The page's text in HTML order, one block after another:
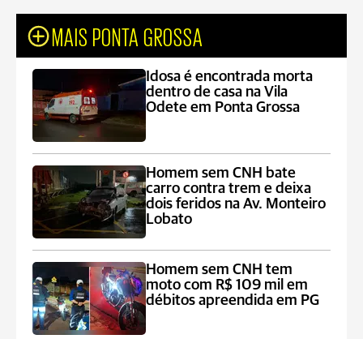
MAIS PONTA GROSSA
Idosa é encontrada morta
dentro de casa na Vila
Odete em Ponta Grossa
Homem sem CNH bate
carro contra trem e deixa
dois feridos na Av. Monteiro
Lobato
Homem sem CNH tem
moto com R$ 109 mil em
débitos apreendida em PG